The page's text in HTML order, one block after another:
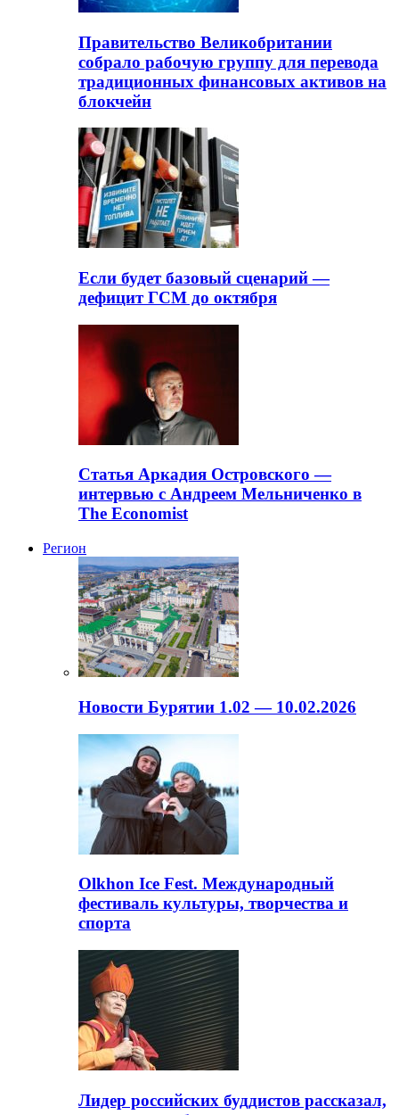
Правительство Великобритании
собрало рабочую группу для перевода
традиционных финансовых активов на
блокчейн
Если будет базовый сценарий —
дефицит ГСМ до октября
Статья Аркадия Островского —
интервью с Андреем Мельниченко в
The Economist
Регион
Новости Бурятии 1.02 — 10.02.2026
Olkhon Ice Fest. Международный
фестиваль культуры, творчества и
спорта
Лидер российских буддистов рассказал,